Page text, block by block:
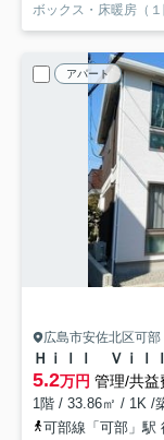
ボックス・床暖房（
アパート
広島市安佐北区可部
Ｈｉｌｌ Ｖｉｌ
5.2万円 管理/共益
1階 / 33.86㎡ / 1K /
可部線「可部」駅